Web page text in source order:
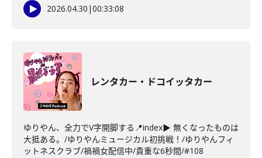
2026.04.30 |00:33:08
レンタカー・ドコイッタカー
ゆりやん、全力でV字開脚する📍index▶ 無くなったものは
大抵ある。/ゆりやんミュージカル初挑戦！/ゆりやんフィ
ットネスクラブ/禍禍女配信中/貴重な6秒間/#108